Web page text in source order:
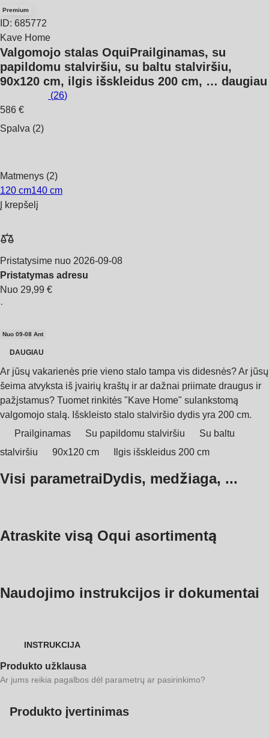
Premium
ID: 685772
Kave Home
Valgomojo stalas OquiPrailginamas, su
papildomu stalviršiu, su baltu stalviršiu,
90x120 cm, ilgis išskleidus 200 cm, … daugiau
(26)
586 €
Spalva (2)
Matmenys (2)
120 cm140 cm
Į krepšelį
Pristatysime nuo 2026‑09‑08
Pristatymas adresu
Nuo 29,99 €
·
Nuo 09‑08 Ant
DAUGIAU
Ar jūsų vakarienės prie vieno stalo tampa vis didesnės? Ar jūsų
šeima atvyksta iš įvairių kraštų ir ar dažnai priimate draugus ir
pažįstamus? Tuomet rinkitės "Kave Home" sulankstomą
valgomojo stalą. Išskleisto stalo stalviršio dydis yra 200 cm.
Prailginamas
Su papildomu stalviršiu
Su baltu
stalviršiu
90x120 cm Ilgis išskleidus 200 cm
Visi parametraiDydis, medžiaga, ...
Atraskite visą Oqui asortimentą
Naudojimo instrukcijos ir dokumentai
INSTRUKCIJA
Produkto užklausa
Ar jums reikia pagalbos dėl parametrų ar pasirinkimo?
Produkto įvertinimas